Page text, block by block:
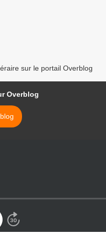
sur le portail Overblog
Overblog